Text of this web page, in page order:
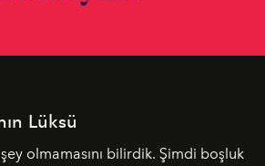
Lüksü
olmamasını bilirdik. Şimdi boşluk